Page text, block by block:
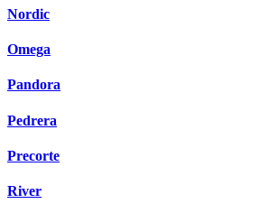
Nordic
Omega
Pandora
Pedrera
Precorte
River